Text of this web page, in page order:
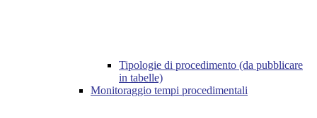
Tipologie di procedimento (da pubblicare
in tabelle)
Monitoraggio tempi procedimentali